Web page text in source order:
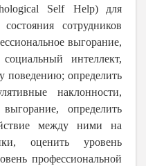
Self Help)
для
сотрудников
выгорание,
интеллект,
поведению; определить
наклонности,
определить
между ними на
оценить уровень
профессиональной